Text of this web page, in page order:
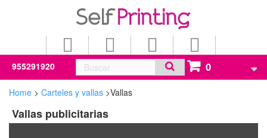
955291920 0
Home > Carteles y vallas >Vallas
Vallas publicitarias